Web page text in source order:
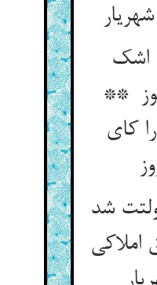
اشک
**
کای
شد
املاکی